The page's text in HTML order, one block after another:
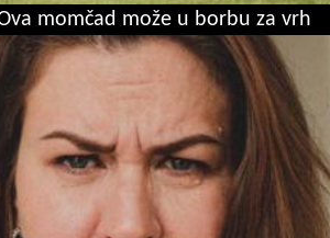
momčad može u borbu za vrh